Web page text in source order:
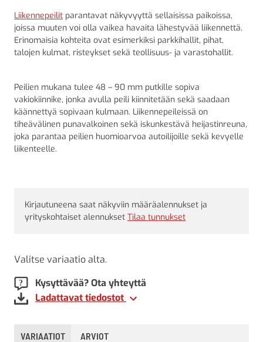
Liikennepeilit parantavat näkyvyyttä sellaisissa paikoissa,
joissa muuten voi olla vaikea havaita lähestyvää liikennettä.
Erinomaisia kohteita ovat esimerkiksi parkkihallit, pihat,
talojen kulmat, risteykset sekä teollisuus- ja varastohallit.
Peilien mukana tulee 48 – 90 mm putkille sopiva
vakiokiinnike, jonka avulla peili kiinnitetään sekä saadaan
käännettyä sopivaan kulmaan. Liikennepeileissä on
tiheävälinen punavalkoinen sekä iskunkestävä heijastinreuna,
joka parantaa peilien huomioarvoa autoilijoille sekä kevyelle
liikenteelle.
Kirjautuneena saat näkyviin määräalennukset ja
yrityskohtaiset alennukset Tilaa tunnukset
Valitse variaatio alta.
Kysyttävää? Ota yhteyttä
Ladattavat tiedostot
VARIAATIOT ARVIOT